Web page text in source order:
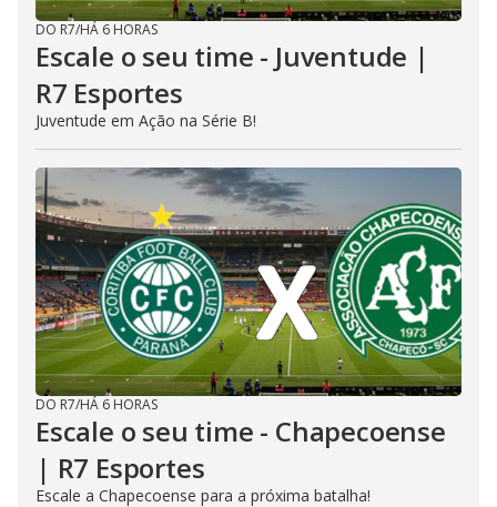
DO R7/HÁ 6 HORAS
Escale o seu time - Juventude |
R7 Esportes
Juventude em Ação na Série B!
DO R7/HÁ 6 HORAS
Escale o seu time - Chapecoense
| R7 Esportes
Escale a Chapecoense para a próxima batalha!